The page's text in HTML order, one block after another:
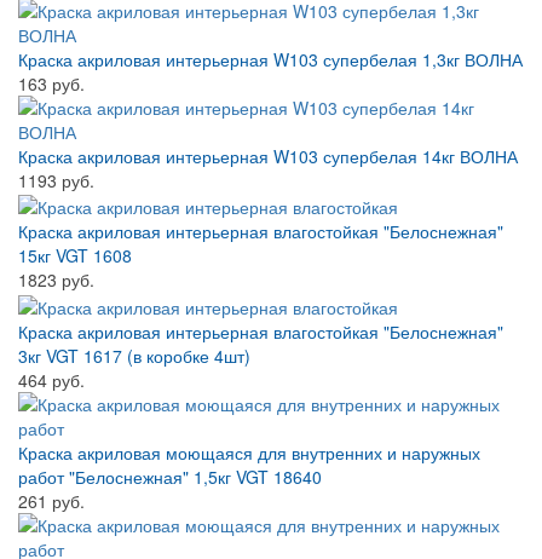
Краска акриловая интерьерная W103 супербелая 1,3кг ВОЛНА
163 руб.
Краска акриловая интерьерная W103 супербелая 14кг ВОЛНА
1193 руб.
Краска акриловая интерьерная влагостойкая "Белоснежная"
15кг VGT 1608
1823 руб.
Краска акриловая интерьерная влагостойкая "Белоснежная"
3кг VGT 1617 (в коробке 4шт)
464 руб.
Краска акриловая моющаяся для внутренних и наружных
работ "Белоснежная" 1,5кг VGT 18640
261 руб.